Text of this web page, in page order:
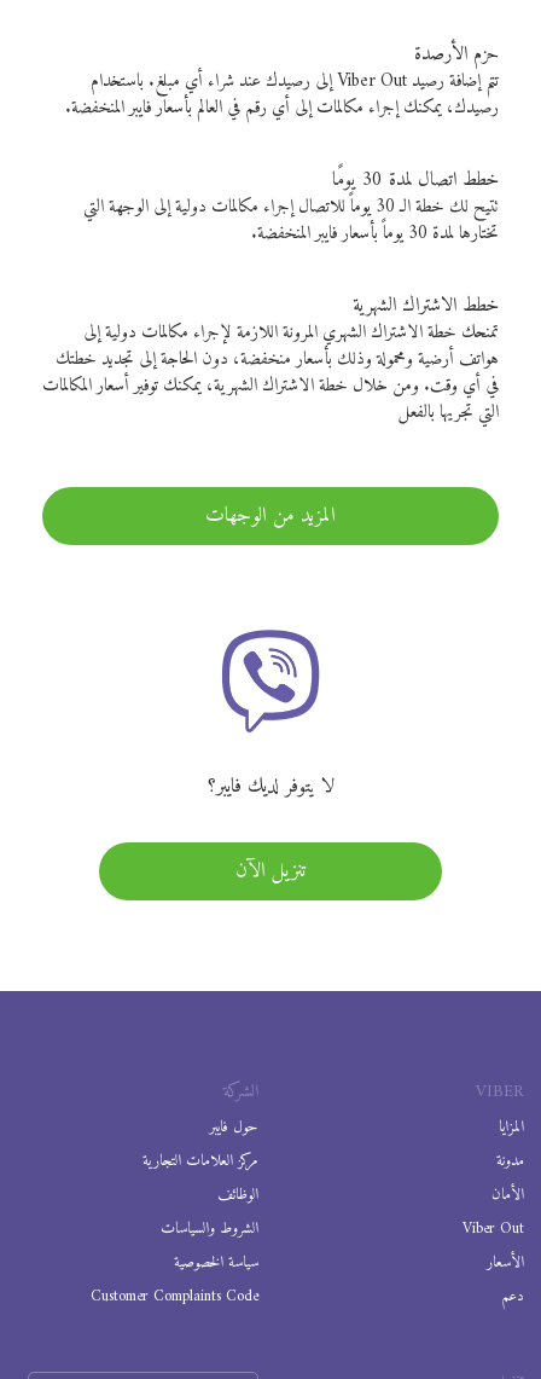
حزم الأرصدة
تتم إضافة رصيد Viber Out إلى رصيدك عند شراء أي مبلغ. باستخدام
رصيدك، يمكنك إجراء مكالمات إلى أي رقم في العالم بأسعار فايبر المنخفضة.
خطط اتصال لمدة 30 يومًا
تتيح لك خطة الـ 30 يوماً للاتصال إجراء مكالمات دولية إلى الوجهة التي
تختارها لمدة 30 يوماً بأسعار فايبر المنخفضة.
خطط الاشتراك الشهرية
تمنحك خطة الاشتراك الشهري المرونة اللازمة لإجراء مكالمات دولية إلى
هواتف أرضية ومحمولة وذلك بأسعار منخفضة، دون الحاجة إلى تجديد خطتك
في أي وقت. ومن خلال خطة الاشتراك الشهرية، يمكنك توفير أسعار المكالمات
التي تجريها بالفعل
المزيد من الوجهات
لا يتوفر لديك فايبر؟
تنزيل الآن
VIBER
المزايا
مدونة
الأمان
Viber Out
الأسعار
دعم
الشركة
حول فايبر
مركز العلامات التجارية
الوظائف
الشروط والسياسات
سياسة الخصوصية
Customer Complaints Code